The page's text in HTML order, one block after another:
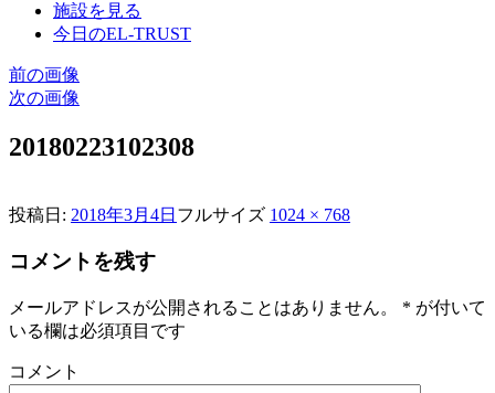
施設を見る
今日のEL-TRUST
前の画像
次の画像
20180223102308
投稿日: 2018年3月4日 フルサイズ 1024 × 768
コメントを残す
メールアドレスが公開されることはありません。 * が付いて
いる欄は必須項目です
コメント